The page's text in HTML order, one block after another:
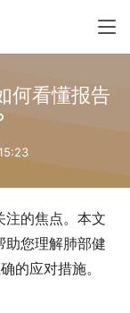
何看懂报告
注的焦点。本文
助您理解肺部健
的应对措施。